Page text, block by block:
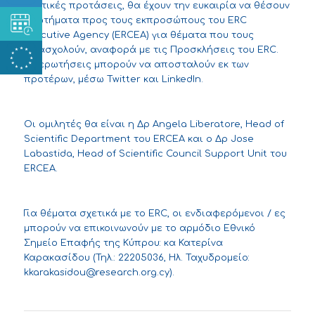
σχετικές προτάσεις, θα έχουν την ευκαιρία να θέσουν
ερωτήματα προς τους εκπροσώπους του ERC
Executive Agency (ERCEA) για θέματα που τους
απασχολούν, αναφορά με τις Προσκλήσεις του ERC.
Οι ερωτήσεις μπορούν να αποσταλούν εκ των
προτέρων, μέσω
Twitterκαι LinkedIn.
Οι ομιλητές θα είναι η Δρ Angela Liberatore, Head of
Scientific Department του ERCEA και ο Δρ Jose
Labastida, Head of Scientific Council Support Unit του
ERCEA.
Για θέματα σχετικά με το ERC, οι ενδιαφερόμενοι / ες
μπορούν να επικοινωνούν με το αρμόδιο Εθνικό
Σημείο Επαφής της Κύπρου: κα Κατερίνα
Καρακασίδου (Τηλ.: 22205036, Ηλ. Ταχυδρομείο:
kkarakasidou@research.org.cy).